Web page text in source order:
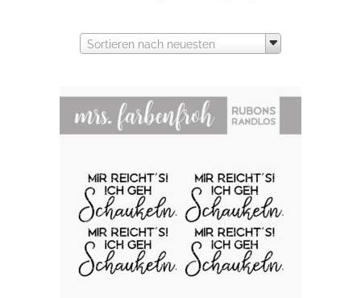
Sortieren nach neuesten